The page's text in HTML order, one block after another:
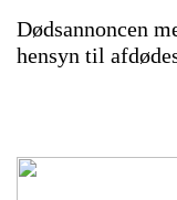
Dødsannoncen
hensyn til